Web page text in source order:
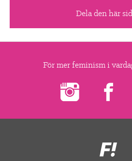
Dela den här
För mer feminism i
initiativ